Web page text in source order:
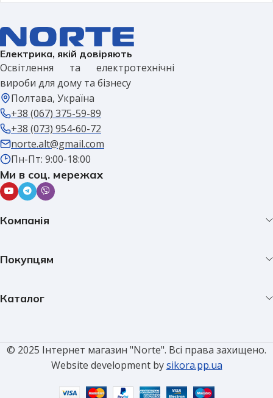
Електрика, якій довіряють
Освітлення та електротехнічні
вироби для дому та бізнесу
Полтава, Україна
+38 (067) 375-59-89
+38 (073) 954-60-72
norte.alt@gmail.com
Пн-Пт: 9:00-18:00
Ми в соц. мережах
Компанія
Покупцям
Каталог
© 2025 Інтернет магазин "Norte". Всі права захищено.
Website development bysikora.pp.ua